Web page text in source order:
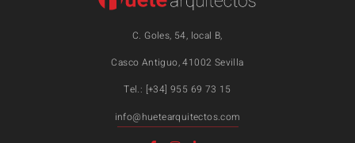
C. Goles, 54, local B,
Casco Antiguo, 41002 Sevilla
Tel.: [+34] 955 69 73 15
info@huetearquitectos.com